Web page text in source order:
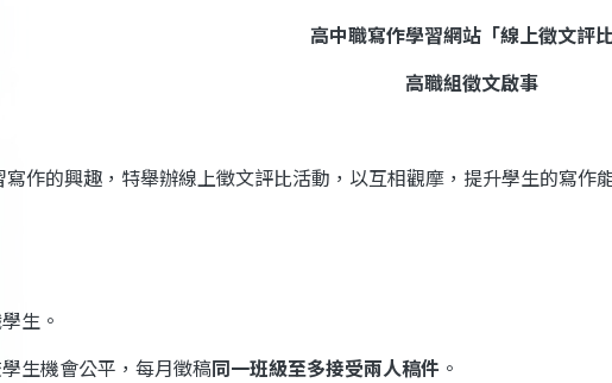
高中職寫作學習網站「線上徵文評比
高職組徵文啟事
作的興趣，特舉辦線上徵文評比活動，以互相觀摩，提升學生的寫作
生。
生機會公平，每月徵稿同一班級至多接受兩人稿件 。